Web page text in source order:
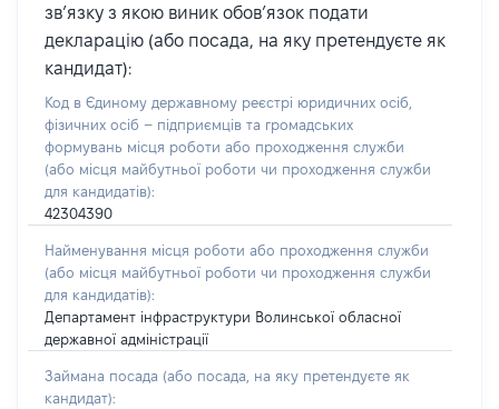
зв’язку з якою виник обов’язок подати
декларацію (або посада, на яку претендуєте як
кандидат):
Код в Єдиному державному реєстрі юридичних осіб,
фізичних осіб – підприємців та громадських
формувань місця роботи або проходження служби
(або місця майбутньої роботи чи проходження служби
для кандидатів):
42304390
Найменування місця роботи або проходження служби
(або місця майбутньої роботи чи проходження служби
для кандидатів):
Департамент інфраструктури Волинської обласної
державної адміністрації
Займана посада (або посада, на яку претендуєте як
кандидат):